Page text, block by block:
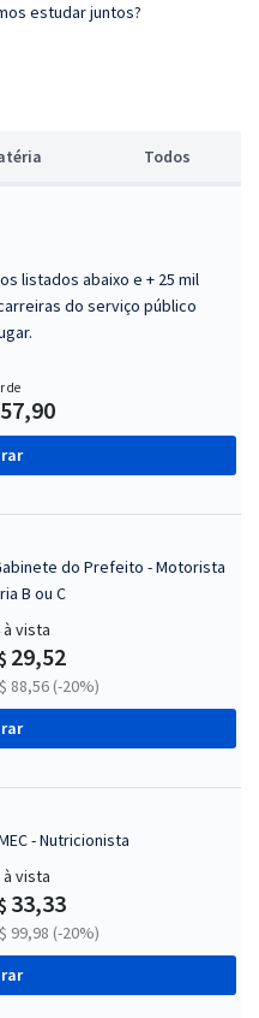
estudar juntos?
Todos
listados abaixo e + 25 mil
do serviço público
de
57,90
do Prefeito - Motorista
B ou C
à vista
29,52
88,56 (-20%)
- Nutricionista
à vista
33,33
99,98 (-20%)